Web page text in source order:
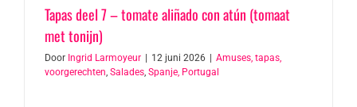
Tapas deel 7 – tomate aliñado con atún (tomaat
met tonijn)
Door Ingrid Larmoyeur 12 juni 2026
Amuses, tapas,
voorgerechten, Salades, Spanje, Portugal